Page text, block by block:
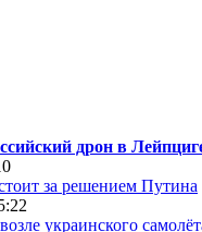
дрон в
за решением Путина
украинского